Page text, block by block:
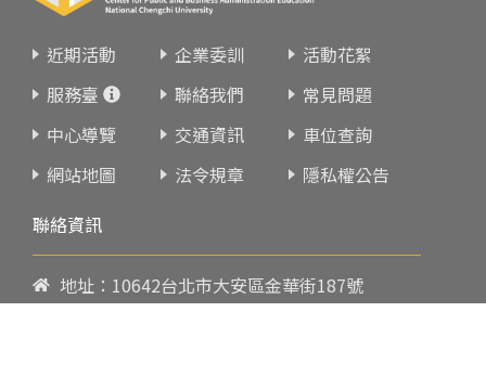
近期活動 企業委訓
活動花絮
服務臺
聯絡我們
常見問題
中心導覽
交通資訊
車位查詢
網站地圖
法令規章
隱私權公告
聯絡資訊
地址：10642台北市大安區金華街187號